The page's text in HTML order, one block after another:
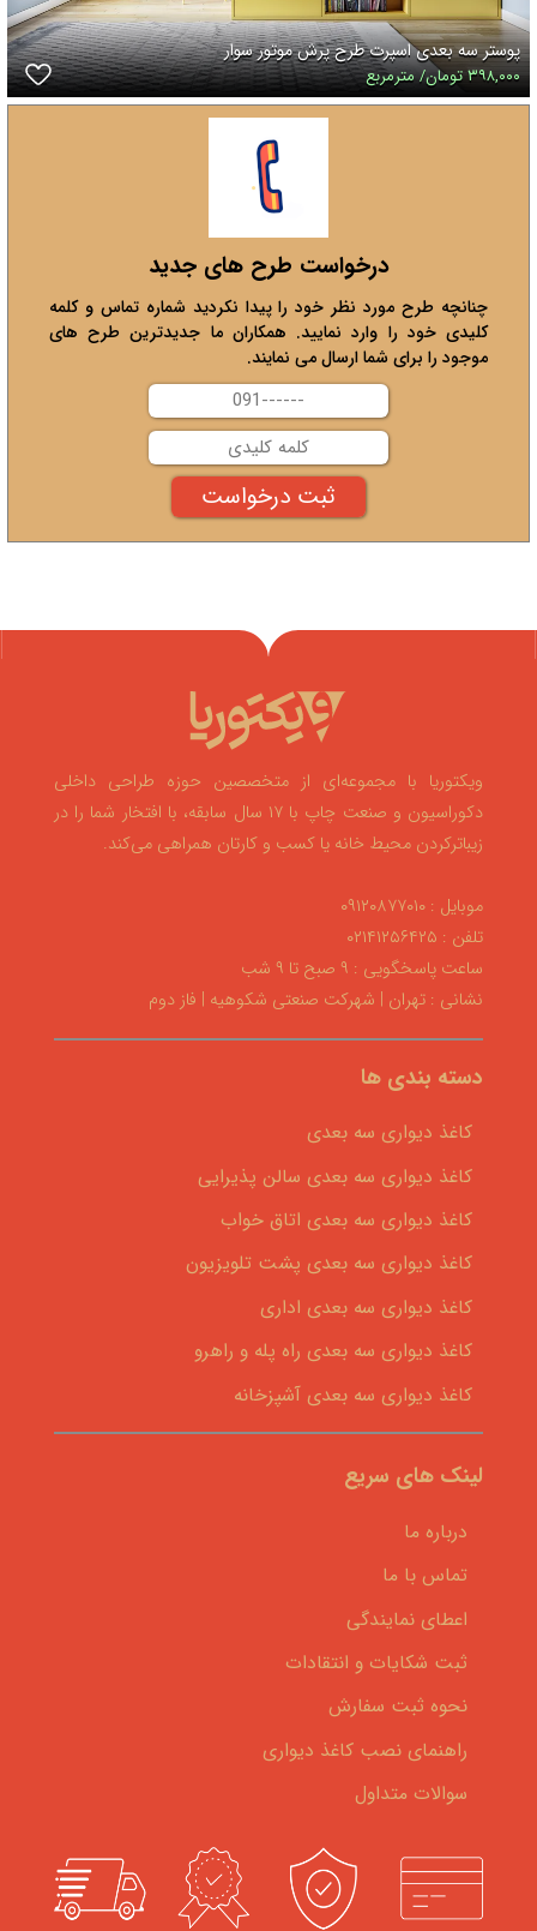
پوستر سه بعدی اسپرت طرح پرش موتور سوار
۳۹۸,۰۰۰ تومان/ مترمربع
درخواست طرح های جدید
چنانچه طرح مورد نظر خود را پیدا نکردید شماره تماس و کلمه
کلیدی خود را وارد نمایید. همکاران ما جدیدترین طرح های
موجود را برای شما ارسال می نمایند.
ویکتوریا با مجموعه‌ای از متخصصین حوزه طراحی داخلی
دکوراسیون و صنعت چاپ با ۱۷ سال سابقه، با افتخار شما را در
زیباترکردن محیط خانه یا کسب و کارتان همراهی می‌کند.
موبایل : ۰۹۱۲۰۸۷۷۰۱۰
تلفن : ۰۲۱۴۱۲۵۶۴۲۵
ساعت پاسخگویی : ۹ صبح تا ۹ شب
نشانی : تهران | شهرکت صنعتی شکوهیه | فاز دوم
دسته بندی ها
کاغذ دیواری سه بعدی
کاغذ دیواری سه بعدی سالن پذیرایی
کاغذ دیواری سه بعدی اتاق خواب
کاغذ دیواری سه بعدی پشت تلویزیون
کاغذ دیواری سه بعدی اداری
کاغذ دیواری سه بعدی راه پله و راهرو
کاغذ دیواری سه بعدی آشپزخانه
لینک های سریع
درباره ما
تماس با ما
اعطای نمایندگی
ثبت شکایات و انتقادات
نحوه ثبت سفارش
راهنمای نصب کاغذ دیواری
سوالات متداول